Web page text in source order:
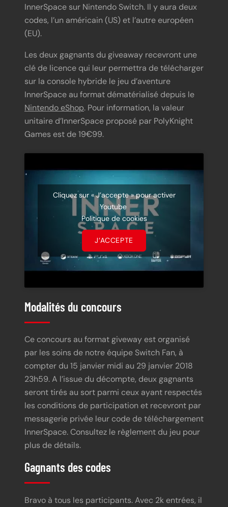
InnerSpace sur Nintendo Switch. Il y aura deux
codes, l’un américain (US) et l’autre européen
(EU).
Les deux gagnants du giveaway recevront une
clé de licence qui leur permettra de télécharger
sur la console hybride le jeu d’aventure
InnerSpace au format dématérialisé depuis le
Nintendo eShop. Pour information, la valeur
unitaire d’InnerSpace proposé par PolyKnight
Games est de 19€99.
Cliquez sur « J’accepte » pour activer
Youtube
Politique de cookies
J’ACCEPTE
Modalités du concours
Ce concours au format giveway est organisé
par les soins de notre équipe Switch Fan, à
compter du 15 janvier midi au 29 janvier 2018
23h59. A l’issue du décompte, deux gagnants
seront tirés au sort parmi ceux ayant respectés
les conditions de participation et recevront par
messagerie privée leur code de téléchargement
InnerSpace. Consultez le règlement du jeu pour
plus de détails.
Gagnants des codes
Bravo à tous les participants. Avec 2k entrées, il